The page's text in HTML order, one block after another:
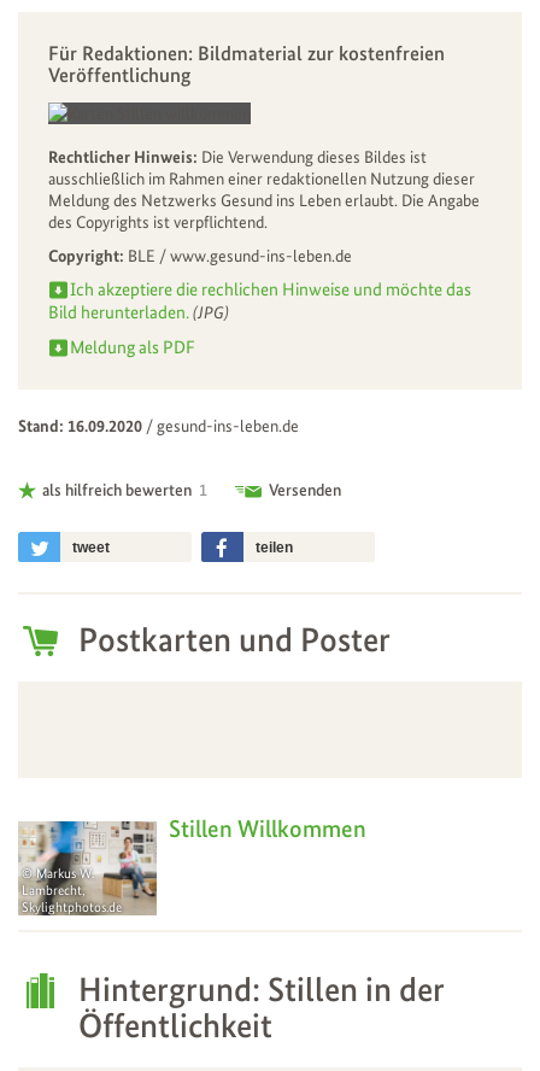
Für Redaktionen: Bildmaterial zur kostenfreien
Veröffentlichung
Rechtlicher Hinweis: Die Verwendung dieses Bildes ist
ausschließlich im Rahmen einer redaktionellen Nutzung dieser
Meldung des Netzwerks Gesund ins Leben erlaubt. Die Angabe
des Copyrights ist verpflichtend.
Copyright: BLE / www.gesund-ins-leben.de
Ich akzeptiere die rechlichen Hinweise und möchte das
Bild herunterladen.(JPG)
Meldung als PDF
Stand: 16.09.2020 /gesund-ins-leben.de
als hilfreich bewerten 1 Versenden
tweet teilen
Postkarten und Poster
Markus W.
Lambrecht,
Skylightphotos.de
Stillen Willkommen
Hintergrund: Stillen in der
Öffentlichkeit